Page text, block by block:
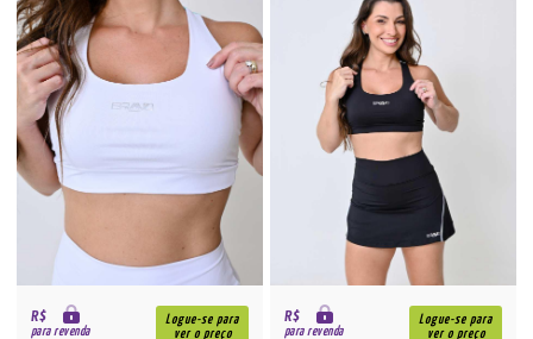
R$
para revenda
Logue-se para
ver o preço
R$
para revenda
Logue-se para
ver o preço